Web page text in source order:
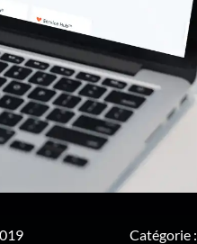
Catégorie :